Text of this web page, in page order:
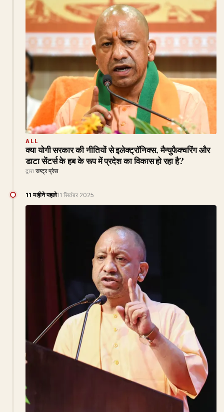
ALL
क्या योगी सरकार की नीतियों से इलेक्ट्रॉनिक्स, मैन्युफैक्चरिंग और
डाटा सेंटर्स के हब के रूप में प्रदेश का विकास हो रहा है?
द्वारा राष्ट्र प्रेस
11 महीने पहले11 सितंबर 2025